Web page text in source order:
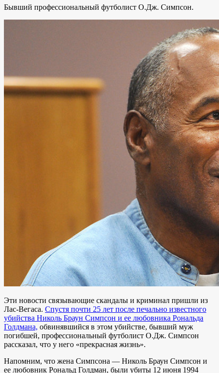
Бывший профессиональный футболист О.Дж. Симпсон.
Эти новости связывающие скандалы и криминал пришли из
Лас-Вегаса. Спустя почти 25 лет после печально известного
убийства Николь Браун Симпсон и ее любовника Рональда
Голдмана, обвинявшийся в этом убийстве, бывший муж
погибшей, профессиональный футболист О.Дж. Симпсон
рассказал, что у него «прекрасная жизнь».
Напомним, что жена Симпсона — Николь Браун Симпсон и
ее любовник Рональд Голдман, были убиты 12 июня 1994